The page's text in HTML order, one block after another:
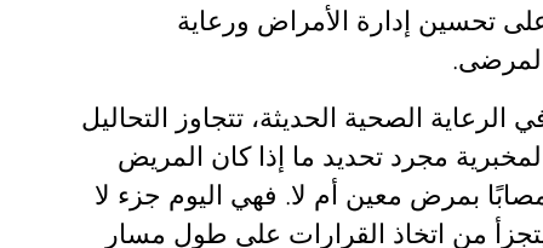
تحسين إدارة الأمراض ورعاية
الرعاية الصحية الحديثة، تتجاوز التحاليل
مجرد تحديد ما إذا كان المريض
بمرض معين أم لا. فهي اليوم جزء لا
من اتخاذ القرارات على طول مسار